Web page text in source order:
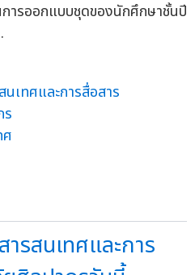
ารออกแบบชุดของนักศึกษาชั้นปี
นเทศและการสื่อสาร
ศ
รสนเทศและการ